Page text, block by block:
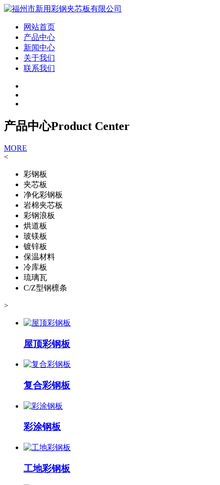
网站首页
产品中心
新闻中心
关于我们
联系我们
产品中心Product Center
MORE
<
彩钢板
夹芯板
净化彩钢板
岩棉夹芯板
彩钢浪板
烘道板
玻镁板
镀锌板
保温材料
冷库板
琉璃瓦
C/Z型钢檩条
>
屋顶彩钢板
复合彩钢板
彩涂钢板
工地彩钢板